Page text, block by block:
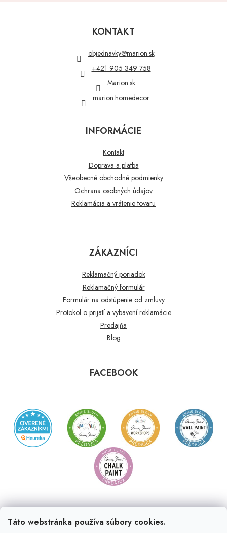
Táto webstránka používa súbory cookies.
KONTAKT
objednavky@marion.sk
+421 905 349 758
Marion.sk
marion.homedecor
INFORMÁCIE
Kontakt
Doprava a platba
Všeobecné obchodné podmienky
Ochrana osobných údajov
Reklamácia a vrátenie tovaru
ZÁKAZNÍCI
Reklamačný poriadok
Reklamačný formulár
Formulár na odstúpenie od zmluvy
Protokol o prijatí a vybavení reklamácie
Predajňa
Blog
FACEBOOK